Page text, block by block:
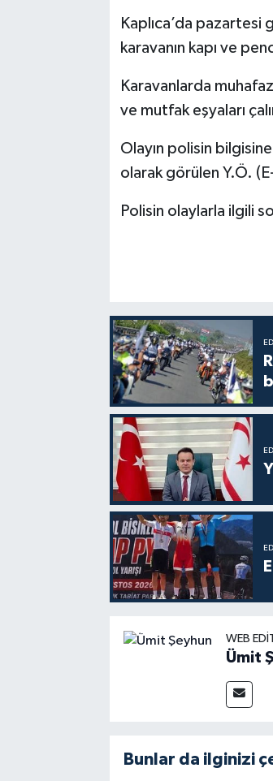
Kaplıca’da pazartesi
karavanın kapı ve
Karavanlarda
ve mutfak eşyaları
Olayın polisin
olarak görülen Y.Ö.
Polisin olaylarla ilgili
WEB
Ümit
Bunlar da ilginizi